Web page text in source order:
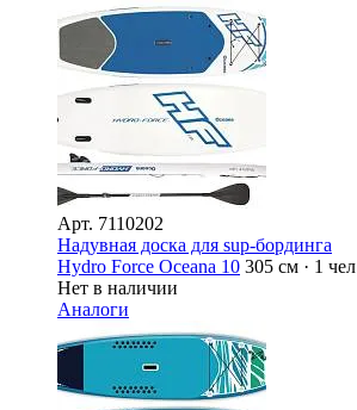
Арт. 7110202
Надувная доска для sup-бординга
Hydro Force Oceana 10 305 см · 1 чел
Нет в наличии
Аналоги